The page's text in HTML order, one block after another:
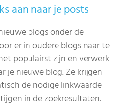
aan naar je posts
blogs onder de
er in oudere blogs naar te
populairst zijn en verwerk
je nieuwe blog. Ze krijgen
de nodige linkwaarde
in de zoekresultaten.